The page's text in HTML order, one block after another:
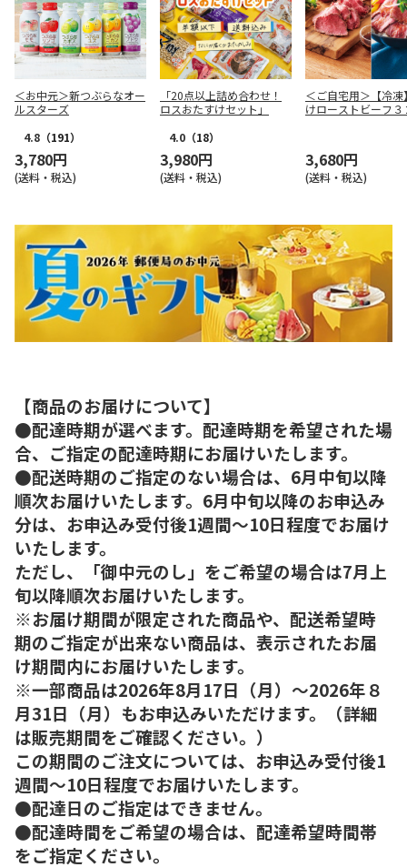
＜お中元＞新つぶらなオー
ルスターズ
4.8 （191）
3,780円
(送料・税込)
「20点以上詰め合わせ！
ロスおたすけセット」
4.0 （18）
3,980円
(送料・税込)
＜ご自宅用＞【冷凍
けローストビーフ３
3,680円
(送料・税込)
【商品のお届けについて】
●配達時期が選べます。配達時期を希望された場
合、ご指定の配達時期にお届けいたします。
●配送時期のご指定のない場合は、6月中旬以降
順次お届けいたします。6月中旬以降のお申込み
分は、お申込み受付後1週間～10日程度でお届け
いたします。
ただし、「御中元のし」をご希望の場合は7月上
旬以降順次お届けいたします。
※お届け期間が限定された商品や、配送希望時
期のご指定が出来ない商品は、表示されたお届
け期間内にお届けいたします。
※一部商品は2026年8月17日（月）～2026年８
月31日（月）もお申込みいただけます。（詳細
は販売期間をご確認ください。）
この期間のご注文については、お申込み受付後1
週間～10日程度でお届けいたします。
●配達日のご指定はできません。
●配達時間をご希望の場合は、配達希望時間帯
をご指定ください。